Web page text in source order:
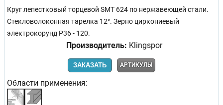
Круг лепестковый торцевой SMT 624 по нержавеющей стали.
Стекловолоконная тарелка 12°. Зерно циркониевый
электрокорунд Р36 - 120.
Производитель: Klingspor
ЗАКАЗАТЬ АРТИКУЛЫ
Области применения: